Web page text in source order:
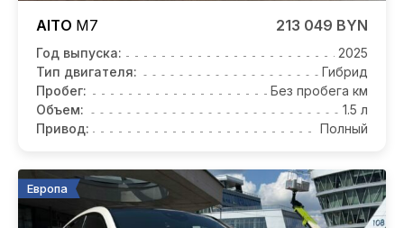
AITO M7 213 049 BYN
Год выпуска:
2025
Тип двигателя:
Гибрид
Пробег:
Без пробега км
Объем:
1.5 л
Привод:
Полный
Европа